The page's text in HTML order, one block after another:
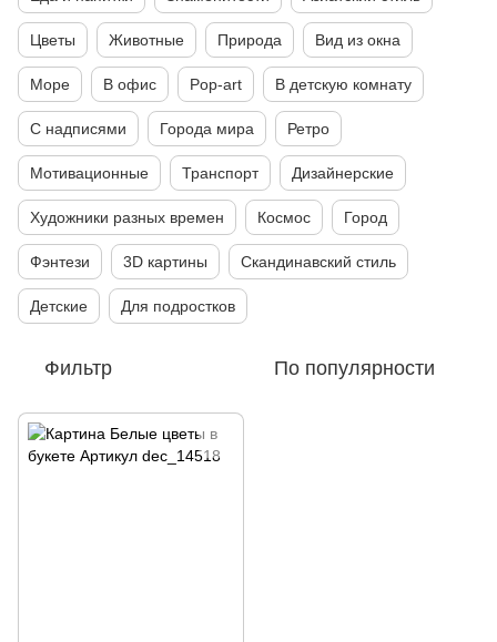
Цветы Животные Природа Вид из окна
Море В офис Pop-art В детскую комнату
С надписями Города мира Ретро
Мотивационные Транспорт Дизайнерские
Художники разных времен Космос Город
Фэнтези 3D картины Скандинавский стиль
Детские Для подростков
Фильтр По популярности